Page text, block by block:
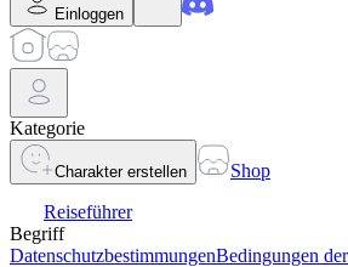
Einloggen
Kategorie
Charakter erstellen
Shop
Reiseführer
Begriff
DatenschutzbestimmungenBedingungen